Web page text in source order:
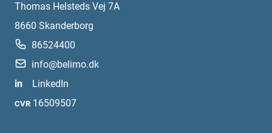
Thomas Helsteds Vej 7A
8660 Skanderborg
86524400
info@belimo.dk
in
LinkedIn
CVR 16509507